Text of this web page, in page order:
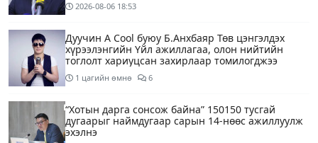
2026-08-06 18:53
Дуучин A Cool буюу Б.Анхбаяр Төв цэнгэлдэх
хүрээлэнгийн Үйл ажиллагаа, олон нийтийн
тоглолт хариуцсан захирлаар томилогджээ
1 цагийн өмнө 6
“Хотын дарга сонсож байна” 150150 тусгай
дугаарыг наймдугаар сарын 14-нөөс ажиллуулж
эхэлнэ